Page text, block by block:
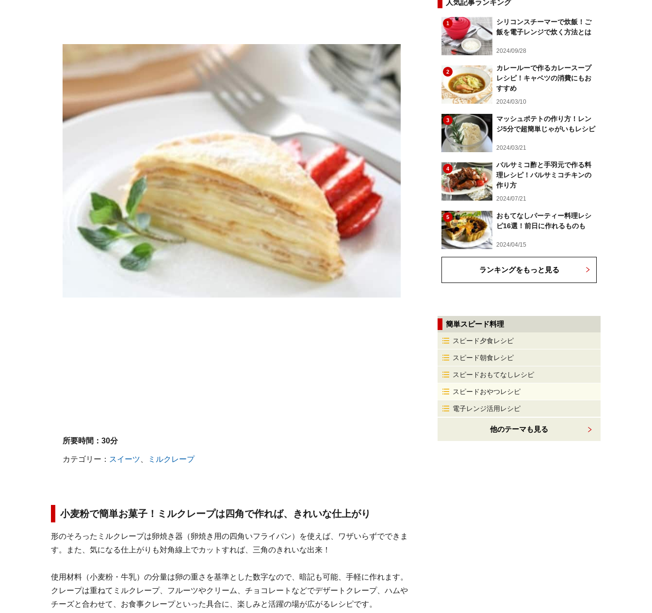
所要時間： 30分
カテゴリー： スイーツ ミルクレープ
小麦粉で簡単お菓子！ミルクレープは四角で作れば、きれいな仕上がり
形のそろったミルクレープは卵焼き器（卵焼き用の四角いフライパン）を使えば、ワザいらずでできま
す。また、気になる仕上がりも対角線上でカットすれば、三角のきれいな出来！
使用材料（小麦粉・牛乳）の分量は卵の重さを基準とした数字なので、暗記も可能、手軽に作れます。
クレープは重ねてミルクレープ、フルーツやクリーム、チョコレートなどでデザートクレープ、ハムや
チーズと合わせて、お食事クレープといった具合に、楽しみと活躍の場が広がるレシピです。
人気記事ランキング
1
シリコンスチーマーで炊飯！ご
飯を電子レンジで炊く方法とは
2024/09/28
2
カレールーで作るカレースープ
レシピ！キャベツの消費にもお
すすめ
2024/03/10
3
マッシュポテトの作り方！レン
ジ5分で超簡単じゃがいもレシピ
2024/03/21
4
バルサミコ酢と手羽元で作る料
理レシピ！バルサミコチキンの
作り方
2024/07/21
5
おもてなしパーティー料理レシ
ピ16選！前日に作れるものも
2024/04/15
ランキングをもっと見る
簡単スピード料理
スピード夕食レシピ
スピード朝食レシピ
スピードおもてなしレシピ
スピードおやつレシピ
電子レンジ活用レシピ
他のテーマも見る